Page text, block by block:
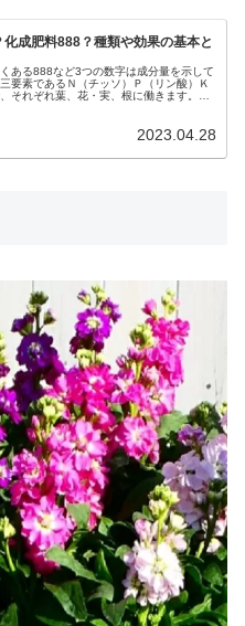
成肥料888？種類や効果の基本と
ある888など3つの数字は成分量を示して
要素であるＮ（チッソ）Ｐ（リン酸）Ｋ
それぞれ葉、花・実、根に働きます。肥
2023.04.28